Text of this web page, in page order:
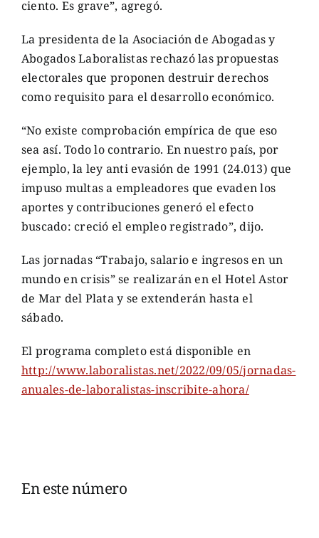
ciento. Es grave”, agregó.
La presidenta de la Asociación de Abogadas y
Abogados Laboralistas rechazó las propuestas
electorales que proponen destruir derechos
como requisito para el desarrollo económico.
“No existe comprobación empírica de que eso
sea así. Todo lo contrario. En nuestro país, por
ejemplo, la ley anti evasión de 1991 (24.013) que
impuso multas a empleadores que evaden los
aportes y contribuciones generó el efecto
buscado: creció el empleo registrado”, dijo.
Las jornadas “Trabajo, salario e ingresos en un
mundo en crisis” se realizarán en el Hotel Astor
de Mar del Plata y se extenderán hasta el
sábado.
El programa completo está disponible en
http://www.laboralistas.net/2022/09/05/jornadas-
anuales-de-laboralistas-inscribite-ahora/
En este número